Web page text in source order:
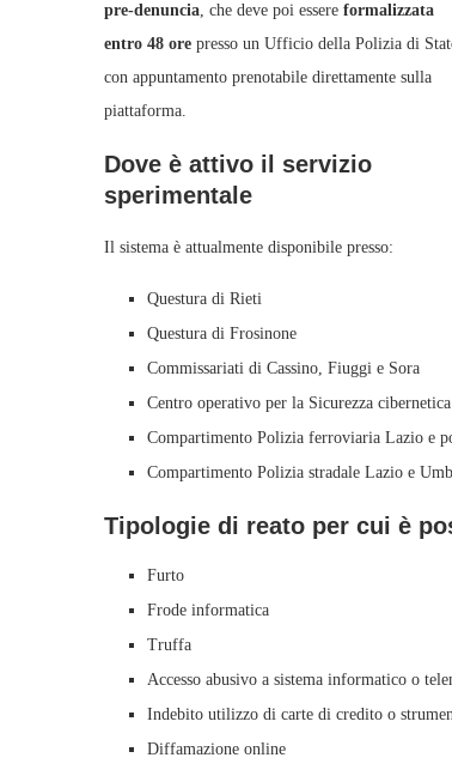
pre‑denuncia, che deve poi essere formalizzata
entro 48 ore presso un Ufficio della Polizia di
con appuntamento prenotabile direttamente sulla
piattaforma.
Dove è attivo il servizio
sperimentale
Il sistema è attualmente disponibile presso:
Questura di Rieti
Questura di Frosinone
Commissariati di Cassino, Fiuggi e Sora
Centro operativo per la Sicurezza
Compartimento Polizia ferroviaria Lazio e
Compartimento Polizia stradale Lazio e
Tipologie di reato per cui è
Furto
Frode informatica
Truffa
Accesso abusivo a sistema informatico o
Indebito utilizzo di carte di credito o
Diffamazione online